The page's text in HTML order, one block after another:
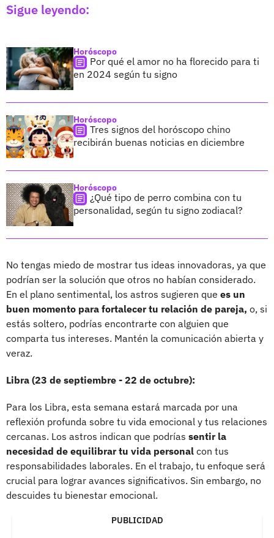
Sigue leyendo:
Horóscopo
Por qué el amor no ha florecido para ti
en 2024 según tu signo
Horóscopo
Tres signos del horóscopo chino
recibirán buenas noticias en diciembre
Horóscopo
¿Qué tipo de perro combina con tu
personalidad, según tu signo zodiacal?
No tengas miedo de mostrar tus ideas innovadoras, ya que
podrían ser la solución que otros no habían considerado.
En el plano sentimental, los astros sugieren que es un
buen momento para fortalecer tu relación de pareja, o, si
estás soltero, podrías encontrarte con alguien que
comparta tus intereses. Mantén la comunicación abierta y
veraz.
Libra (23 de septiembre - 22 de octubre):
Para los Libra, esta semana estará marcada por una
reflexión profunda sobre tu vida emocional y tus relaciones
cercanas. Los astros indican que podrías sentir la
necesidad de equilibrar tu vida personal con tus
responsabilidades laborales. En el trabajo, tu enfoque será
crucial para lograr avances significativos. Sin embargo, no
descuides tu bienestar emocional.
PUBLICIDAD